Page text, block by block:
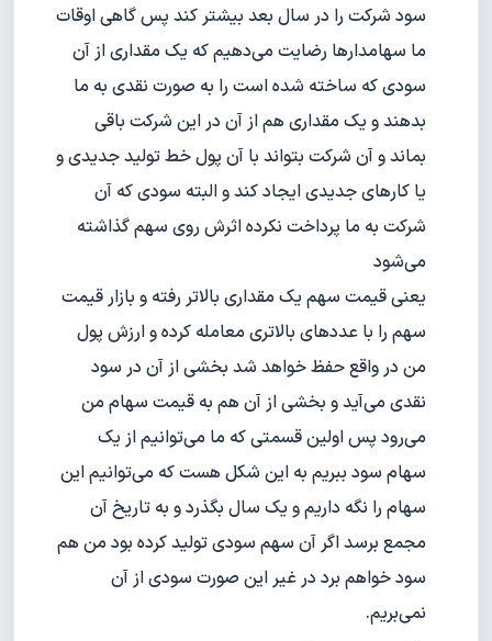
سود شرکت را در سال بعد بیشتر کند پس گاهی اوقات
ما سهامدار‌ها رضایت می‌دهیم که یک مقداری از آن
سودی که ساخته شده است را به صورت نقدی به ما
بدهند و یک مقداری هم از آن در این شرکت باقی
بماند و آن شرکت بتواند با آن پول خط تولید جدیدی و
یا کارهای جدیدی ایجاد کند و البته سودی که آن
شرکت به ما پرداخت نکرده اثرش روی سهم گذاشته
می‌شود
یعنی قیمت سهم یک مقداری بالاتر رفته و بازار قیمت
سهم را با عددهای بالاتری معامله کرده و ارزش پول
من در واقع حفظ خواهد شد بخشی از آن در سود
نقدی می‌آید و بخشی از آن هم به قیمت سهام من
می‌رود پس اولین قسمتی که ما می‌توانیم از یک
سهام سود ببریم به این شکل هست که می‌توانیم این
سهام را نگه داریم و یک سال بگذرد و به تاریخ آن
مجمع برسد اگر آن سهم سودی تولید کرده بود من هم
سود خواهم برد در غیر این صورت سودی از آن
نمی‌بریم.